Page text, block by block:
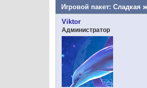
Игровой пакет: Сладкая
Viktor
Администратор